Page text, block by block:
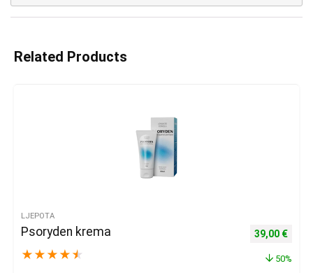
Related Products
LJEPOTA
Psoryden krema
★ ★ ★ ★ ★
Izvorna
39,00 €
50%